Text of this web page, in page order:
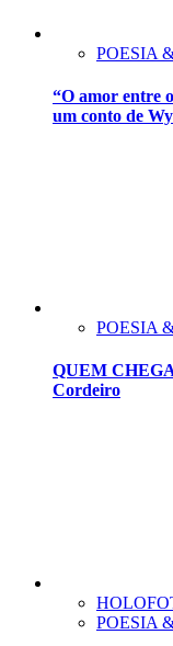
POESIA
“O amor entre
um conto de
POESIA
QUEM
Cordeiro
POESIA